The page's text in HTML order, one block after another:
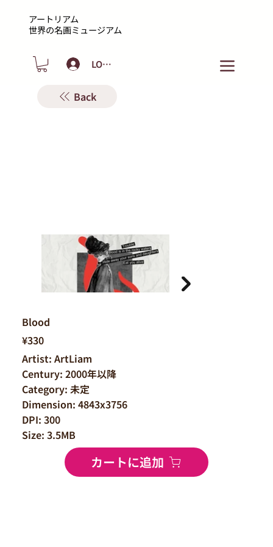
アートリアム
​世界の名画ミュージアム
LOGIN
Back
¥330
Artist: ArtLiam
Century: 2000年以降
Category: 未定
Dimension: 4843x3756
DPI: 300
Size: 3.5MB
カートに追加
Blood